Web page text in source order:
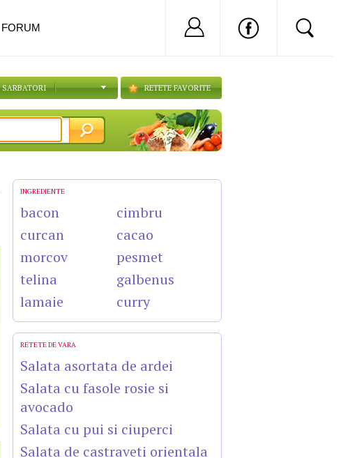
SARBATORI RETETE FAVORITE
INGREDIENTE
bacon
curcan
morcov
telina
lamaie
cimbru
cacao
pesmet
galbenus
curry
RETETE DE VARA
Salata asortata de ardei
Salata cu fasole rosie si
avocado
Salata cu pui si ciuperci
Salata de castraveti orientala
FORUM Nu ai cont?